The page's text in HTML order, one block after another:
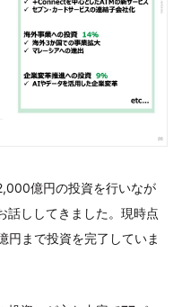
億円の投資を行いなが
話ししてきました。現時点
円まで投資を完了していま